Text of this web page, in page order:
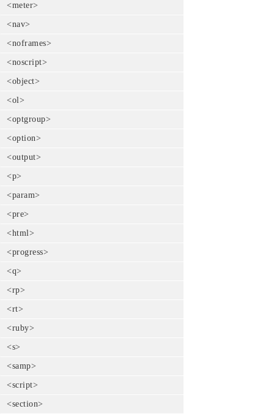
<meter>
<nav>
<noframes>
<noscript>
<object>
<ol>
<optgroup>
<option>
<output>
<p>
<param>
<pre>
<html>
<progress>
<q>
<rp>
<rt>
<ruby>
<s>
<samp>
<script>
<section>